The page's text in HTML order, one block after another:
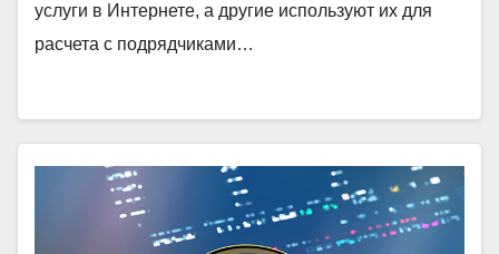
услуги в Интернете, а другие используют их для
расчета с подрядчиками…